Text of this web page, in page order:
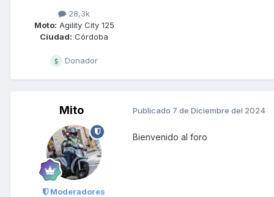
28,3k
Moto: Agility City 125
Ciudad: Córdoba
Donador
Mito
Moderadores
Publicado 7 de Diciembre del 2024
Bienvenido al foro